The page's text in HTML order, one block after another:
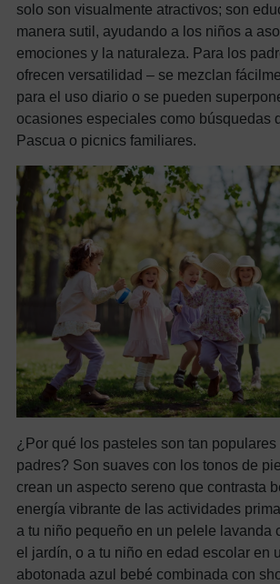
solo son visualmente atractivos; son
manera sutil, ayudando a los niños a
emociones y la naturaleza. Para los
ofrecen versatilidad – se mezclan
para el uso diario o se pueden
ocasiones especiales como búsquedas
Pascua o picnics familiares.
¿Por qué los pasteles son tan populares
padres? Son suaves con los tonos de
crean un aspecto sereno que contrasta
energía vibrante de las actividades
a tu niño pequeño en un pelele lavanda
el jardín, o a tu niño en edad escolar en
abotonada azul bebé combinada con